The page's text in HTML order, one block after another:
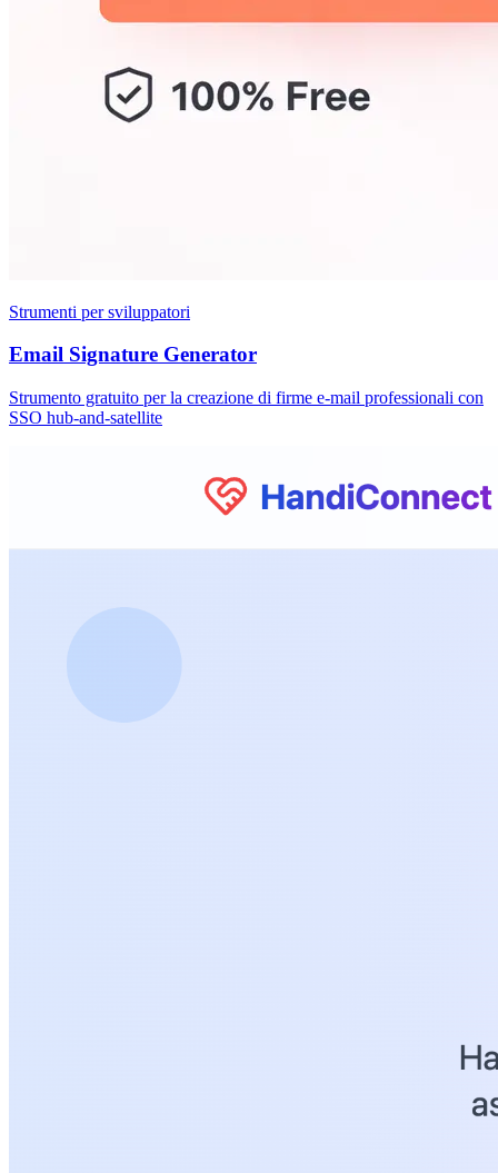
Strumenti per sviluppatori
Email Signature Generator
Strumento gratuito per la creazione di firme e-mail professionali con
SSO hub-and-satellite